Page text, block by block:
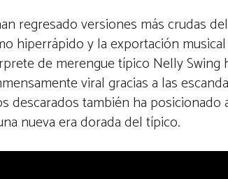
regresado versiones más crudas
hiperrápido y la exportación
de merengue típico Nelly
viral gracias a las
descarados también ha posicionado
nueva era dorada del típico.